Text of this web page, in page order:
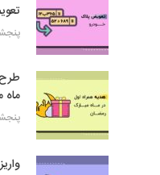
پنجشنبه, ۱۸
ماه
پنجشنبه, ۱۸